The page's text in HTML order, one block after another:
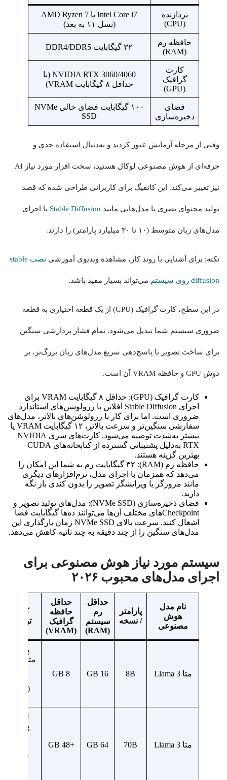
پردازنده
(CPU)
Intel Core i7 یا AMD Ryzen 7
(نسل ۱۱ به بعد)
حافظه رم
(RAM)
۳۲ گیگابایت DDR4/DDR5
کارت
گرافیک
(GPU)
NVIDIA RTX 3060/4060 (با
حداقل ۸ گیگابایت VRAM)
فضای
ذخیره‌سازی
۱۰۰ گیگابایت فضای خالی NVMe
SSD
وقتی از مرحله آزمایش عبور کردید و به‌دنبال استفاده جدی و
حرفه‌ای از هوش مصنوعی لوکال هستید، سخت افزار مورد نیاز AI
نیز تغییر می‌کند. این کانفیگ برای کاربرانی طراحی شده که قصد
تولید محتوای بصری با مدل‌هایی مانند Stable Diffusion یا اجرای
مدل‌های زبان متوسط (۱۰ تا ۳۰ میلیارد پارامتر) را دارند.
نکته: برای آشنایی با روند کار، مشاهده ویدیوی آموزشی نصب stable
diffusion روی سیستم می‌تواند بسیار مفید باشد.
در این سطح، کارت گرافیک (GPU) از یک قطعه اختیاری به قطعه
ضروری سیستم شما تبدیل می‌شود. تمام فشار پردازشی سنگین
برای ساخت تصویر یا پاسخ‌دهی سریع مدل‌های زبان بزرگ‌تر، بر
دوش GPU و حافظه VRAM آن است.
کارت گرافیک (GPU): حداقل ۸ گیگابایت VRAM برای
اجرای Stable Diffusion آفلاین با رزولوشن‌های استاندارد
ضروری است. اما برای کار با رزولوشن‌های بالاتر، مدل‌های
سفارشی سنگین‌تر و سرعت بالاتر، ۱۲ گیگابایت VRAM یا
بیشتر به‌شدت توصیه می‌شود. کارت‌های سری NVIDIA
RTX به‌دلیل پشتیبانی گسترده از کتابخانه‌های CUDA
بهترین گزینه هستند.
حافظه رم (RAM): ۳۲ گیگابایت رم به شما این امکان را
می‌دهد که همزمان با اجرای مدل، نرم‌افزارهای دیگری
مانند مرورگر یا ویرایشگر تصویر را بدون کندی باز نگه
دارید.
فضای ذخیره‌سازی (NVMe SSD): مدل‌های تولید تصویر و
Checkpointهای مختلف آن‌ها می‌توانند ده‌ها گیگابایت فضا
اشغال کنند. سرعت بالای NVMe SSD زمان بارگذاری این
مدل‌های سنگین را از چند دقیقه به چند ثانیه کاهش می‌دهد.
سیستم مورد نیاز هوش مصنوعی برای
اجرای مدل‌های محبوب ۲۰۲۶
نام مدل
هوش
مصنوعی
پارامتر
/ نسخه
حداقل
رم
سیستم
(RAM)
حداقل
حافظه
گرافیک
(VRAM)
کاربرد و
توضیحات
متا Llama 3 8B
16 GB
8 GB
پردازش
متن،
(عملکرد
متا Llama 3 70B
64 GB
+48 GB
پیچیده و
(نیازمند